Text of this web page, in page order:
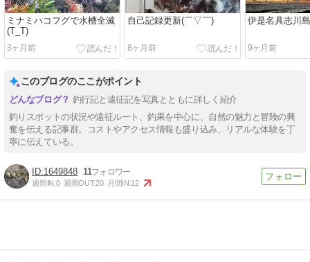
ミナミハコフグで水槽全滅
(T_T)
3ヶ月前
自己記録更新(￣▽￣)
8ヶ月前
伊是名具志川
9ヶ月前
このブログのここがポイント
釣行記と遠征記を写真とともに詳しく紹介
釣りスポットの状況や遠征ルート、釣果を中心に、自然の魅力と冒険の興
奮を伝える記事群。コストやアクセス情報も盛り込み、リアルな体験を丁
寧に伝えている。
1649848 11
週間IN:0 週間OUT:20 月間IN:12